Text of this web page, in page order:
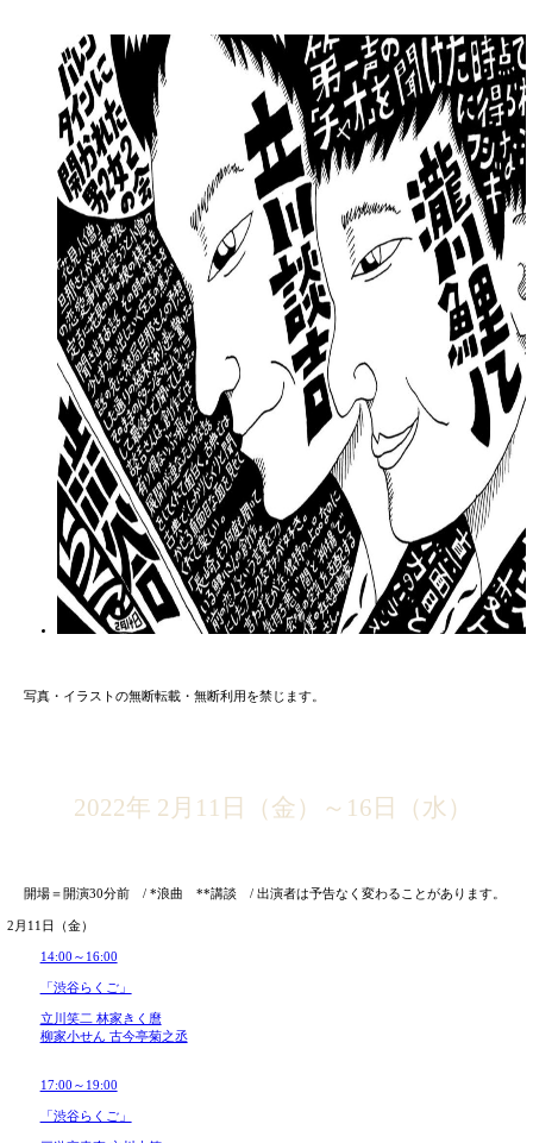
している第十八回「落語協会大喜利王選手権」にて優勝を
▽瀧川鯉八 たきがわ こいはち 落語芸術協会
2006年24歳で瀧川鯉昇師匠に入門、2020年5月真打昇進
スタンプが発売中。創作落語ユニット「ソーゾーシー」の
ツアー」で全国を回っている。ツアー中は玉川みね子師匠
レビュー
絵：漫才コンビ「キュウ」 ぴろ Twitter：@piroguramu 芸
立川談吉（たてかわ だんきち）-花見小僧
春風亭一花（しゅんぷうてい いちはな）-辰巳の辻占
田辺いちか（たなべ いちか）-名刀捨丸の由来
瀧川鯉八（たきがわ こいはち）-長崎